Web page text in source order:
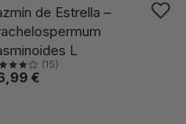
PRONTO
L
(15)
€